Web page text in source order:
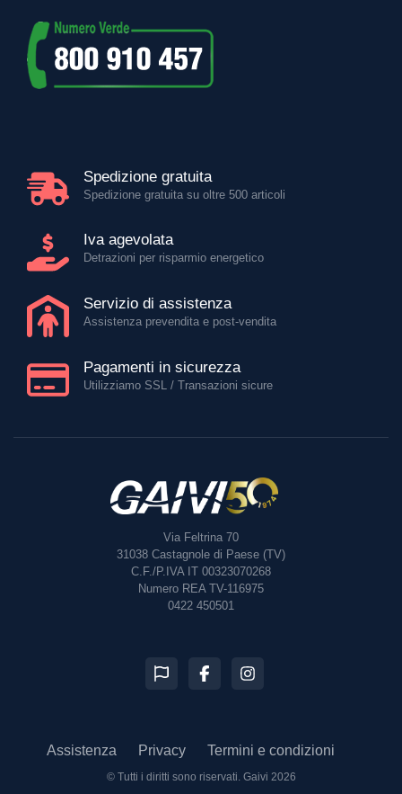
Spedizione gratuita
Spedizione gratuita su oltre 500 articoli
Iva agevolata
Detrazioni per risparmio energetico
Servizio di assistenza
Assistenza prevendita e post-vendita
Pagamenti in sicurezza
Utilizziamo SSL / Transazioni sicure
Via Feltrina 70
31038 Castagnole di Paese (TV)
C.F./P.IVA IT 00323070268
Numero REA TV-116975
0422 450501
Assistenza Privacy Termini e condizioni
© Tutti i diritti sono riservati. Gaivi 2026